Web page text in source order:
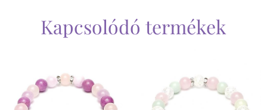
Kapcsolódó termékek